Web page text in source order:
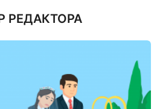
РЕДАКТОРА